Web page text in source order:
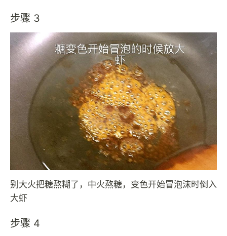
步骤 3
别大火把糖熬糊了，中火熬糖，变色开始冒泡沫时倒入
大虾
步骤 4